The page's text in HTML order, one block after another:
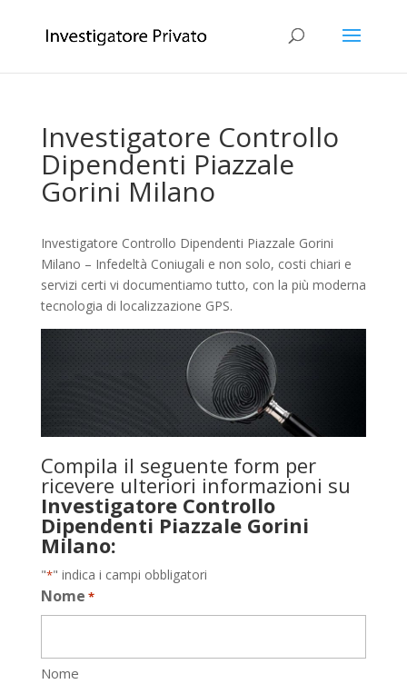
Investigatore Controllo
Dipendenti Piazzale
Gorini Milano
Investigatore Controllo Dipendenti Piazzale Gorini
Milano – Infedeltà Coniugali e non solo, costi chiari e
servizi certi vi documentiamo tutto, con la più moderna
tecnologia di localizzazione GPS.
Compila il seguente form per
ricevere ulteriori informazioni su
Investigatore Controllo
Dipendenti Piazzale Gorini
Milano:
"*" indica i campi obbligatori
Nome *
Nome